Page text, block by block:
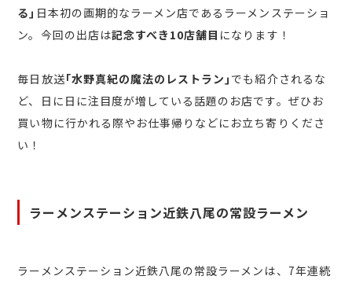
る｣ 日本初の画期的なラーメン店であるラーメンステーショ
ン。今回の出店は記念すべき10店舗目 になります！
毎日放送｢水野真紀の魔法のレストラン｣ でも紹介されるな
ど、日に日に注目度が増している話題のお店です。ぜひお
買い物に行かれる際やお仕事帰りなどにお立ち寄りくださ
い！
ラーメンステーション近鉄八尾の常設ラーメン
ラーメンステーション近鉄八尾の常設ラーメンは、7年連続